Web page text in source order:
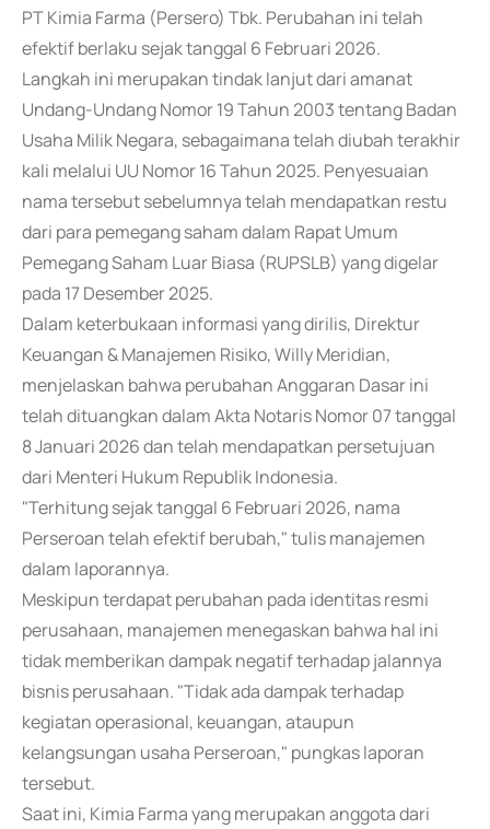
PT Kimia Farma (Persero) Tbk. Perubahan ini telah
efektif berlaku sejak tanggal 6 Februari 2026.
Langkah ini merupakan tindak lanjut dari amanat
Undang-Undang Nomor 19 Tahun 2003 tentang Badan
Usaha Milik Negara, sebagaimana telah diubah terakhir
kali melalui UU Nomor 16 Tahun 2025. Penyesuaian
nama tersebut sebelumnya telah mendapatkan restu
dari para pemegang saham dalam Rapat Umum
Pemegang Saham Luar Biasa (RUPSLB) yang digelar
pada 17 Desember 2025.
Dalam keterbukaan informasi yang dirilis, Direktur
Keuangan & Manajemen Risiko, Willy Meridian,
menjelaskan bahwa perubahan Anggaran Dasar ini
telah dituangkan dalam Akta Notaris Nomor 07 tanggal
8 Januari 2026 dan telah mendapatkan persetujuan
dari Menteri Hukum Republik Indonesia.
"Terhitung sejak tanggal 6 Februari 2026, nama
Perseroan telah efektif berubah," tulis manajemen
dalam laporannya.
Meskipun terdapat perubahan pada identitas resmi
perusahaan, manajemen menegaskan bahwa hal ini
tidak memberikan dampak negatif terhadap jalannya
bisnis perusahaan. "Tidak ada dampak terhadap
kegiatan operasional, keuangan, ataupun
kelangsungan usaha Perseroan," pungkas laporan
tersebut.
Saat ini, Kimia Farma yang merupakan anggota dari